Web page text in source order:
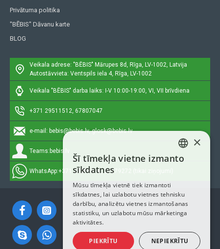
Privātuma politika
"BĒBIS" Dāvanu karte
BLOG
Veikala adrese: "BĒBIS" Mārupes 8d, Rīga, LV-1002, Latvija
Autostāvvieta: Ventspils iela 4, Rīga, LV-1002
Veikala "BĒBIS" darba laiks: I-V 10:00-19:00, VI, VII brīvdiena
+371 29511512, 67807047
e-mail: bebis@bebis.lv, glosk@bebis.lv
Teams: bebis.lv
WhatsApp:+371 29511512, 20579272 (tikai ziņojumi)
LATVIAN
ENGLISH
×
Šī tīmekļa vietne izmanto
sīkdatnes
Mūsu tīmekļa vietnē tiek izmantoti
sīkdatnes, lai uzlabotu vietnes tehnisku
darbību, analizētu vietnes izmantošanas
statistiku, un uzlabotu mūsu mārketinga
aktivitātes.
PIEKRĪTU NEPIEKRĪTU